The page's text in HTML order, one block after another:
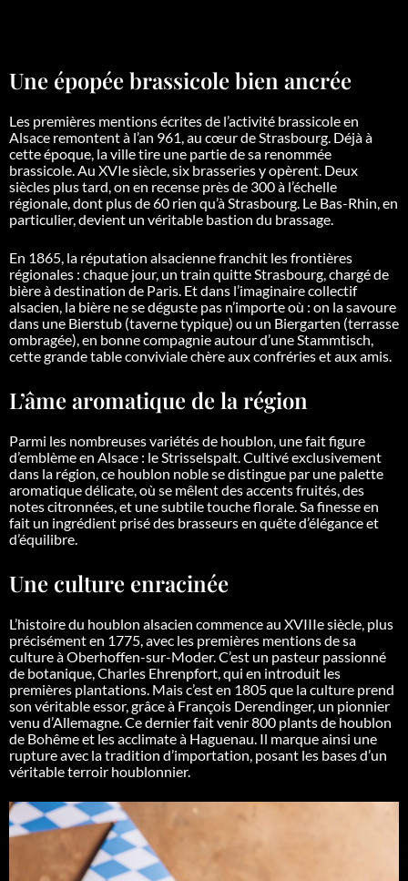
Une épopée brassicole bien ancrée
Les premières mentions écrites de l’activité brassicole en
Alsace remontent à l’an 961, au cœur de Strasbourg. Déjà à
cette époque, la ville tire une partie de sa renommée
brassicole. Au XVIe siècle, six brasseries y opèrent. Deux
siècles plus tard, on en recense près de 300 à l’échelle
régionale, dont plus de 60 rien qu’à Strasbourg. Le Bas-Rhin, en
particulier, devient un véritable bastion du brassage.
En 1865, la réputation alsacienne franchit les frontières
régionales : chaque jour, un train quitte Strasbourg, chargé de
bière à destination de Paris. Et dans l’imaginaire collectif
alsacien, la bière ne se déguste pas n’importe où : on la savoure
dans une Bierstub (taverne typique) ou un Biergarten (terrasse
ombragée), en bonne compagnie autour d’une Stammtisch,
cette grande table conviviale chère aux confréries et aux amis.
L’âme aromatique de la région
Parmi les nombreuses variétés de houblon, une fait figure
d’emblème en Alsace : le Strisselspalt. Cultivé exclusivement
dans la région, ce houblon noble se distingue par une palette
aromatique délicate, où se mêlent des accents fruités, des
notes citronnées, et une subtile touche florale. Sa finesse en
fait un ingrédient prisé des brasseurs en quête d’élégance et
d’équilibre.
Une culture enracinée
L’histoire du houblon alsacien commence au XVIIIe siècle, plus
précisément en 1775, avec les premières mentions de sa
culture à Oberhoffen-sur-Moder. C’est un pasteur passionné
de botanique, Charles Ehrenpfort, qui en introduit les
premières plantations. Mais c’est en 1805 que la culture prend
son véritable essor, grâce à François Derendinger, un pionnier
venu d’Allemagne. Ce dernier fait venir 800 plants de houblon
de Bohême et les acclimate à Haguenau. Il marque ainsi une
rupture avec la tradition d’importation, posant les bases d’un
véritable terroir houblonnier.